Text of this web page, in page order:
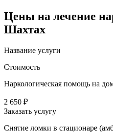
Цены на лечение
Шахтах
Название услуги
Стоимость
Наркологическая помощь на
2 650 ₽
Заказать услугу
Снятие ломки в стационаре